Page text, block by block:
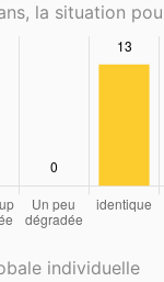
la situation
individuelle